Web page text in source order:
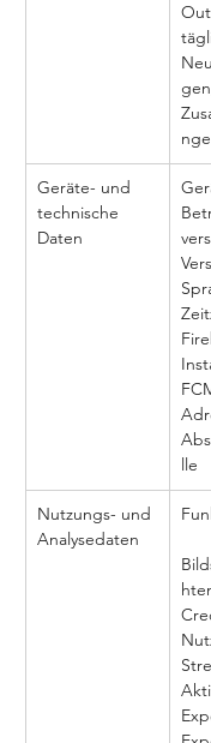
Geräte- und
technische
Daten
lle
Nutzungs- und
Analysedaten